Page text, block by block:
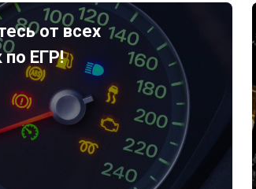
от всех
ЕГР!